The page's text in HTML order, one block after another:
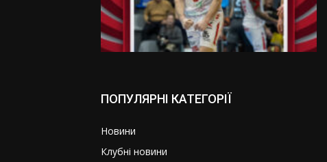
ПОПУЛЯРНІ КАТЕГОРІЇ
Новини
Клубні новини